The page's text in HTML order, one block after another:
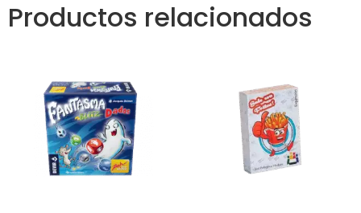
Productos relacionados